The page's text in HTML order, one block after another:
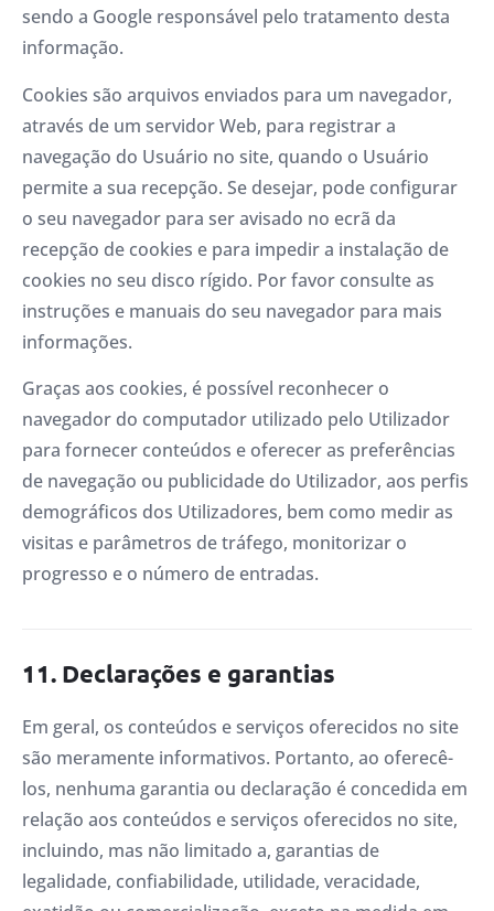
sendo a Google responsável pelo tratamento desta
informação.
Cookies são arquivos enviados para um navegador,
através de um servidor Web, para registrar a
navegação do Usuário no site, quando o Usuário
permite a sua recepção. Se desejar, pode configurar
o seu navegador para ser avisado no ecrã da
recepção de cookies e para impedir a instalação de
cookies no seu disco rígido. Por favor consulte as
instruções e manuais do seu navegador para mais
informações.
Graças aos cookies, é possível reconhecer o
navegador do computador utilizado pelo Utilizador
para fornecer conteúdos e oferecer as preferências
de navegação ou publicidade do Utilizador, aos perfis
demográficos dos Utilizadores, bem como medir as
visitas e parâmetros de tráfego, monitorizar o
progresso e o número de entradas.
11. Declarações e garantias
Em geral, os conteúdos e serviços oferecidos no site
são meramente informativos. Portanto, ao oferecê-
los, nenhuma garantia ou declaração é concedida em
relação aos conteúdos e serviços oferecidos no site,
incluindo, mas não limitado a, garantias de
legalidade, confiabilidade, utilidade, veracidade,